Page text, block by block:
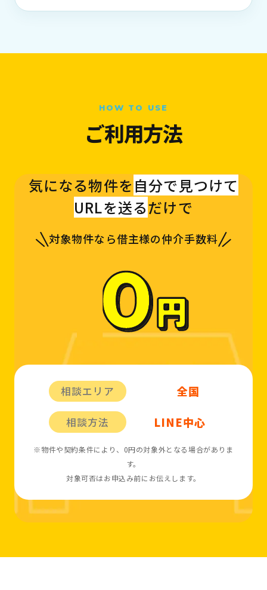
HOW TO USE
ご利用方法
気になる物件を自分で見つけて
URLを送るだけで
対象物件なら借主様の仲介手数料
相談エリア 全国
相談方法 LINE中心
※物件や契約条件により、0円の対象外となる場合がありま
す。
対象可否はお申込み前にお伝えします。